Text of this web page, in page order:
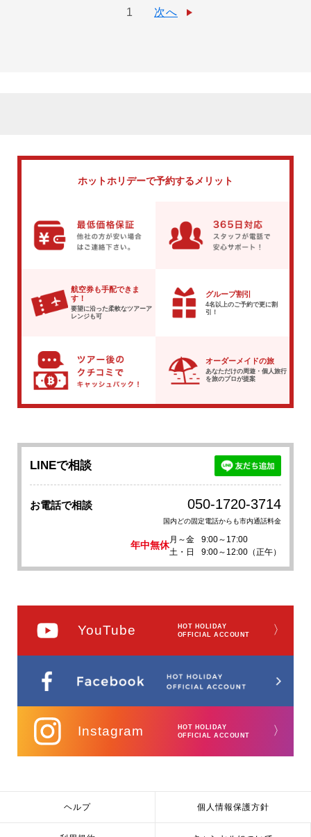
1 次へ
ホットホリデーで予約するメリット
航空券も手配できま
す！
要望に沿った柔軟なツアーア
レンジも可
グループ割引
4名以上のご予約で更に割
引！
オーダーメイドの旅
あなただけの周遊・個人旅行
を旅のプロが提案
LINEで相談
お電話で相談 050-1720-3714
国内どの固定電話からも市内通話料金
年中無休
月～金
9:00～17:00
土・日
9:00～12:00（正午）
YouTube
HOT HOLIDAY
OFFICIAL ACCOUNT
〉
Instagram
HOT HOLIDAY
OFFICIAL ACCOUNT
〉
ヘルプ 個人情報保護方針